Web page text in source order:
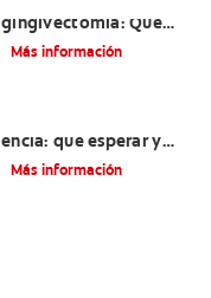
gingivectomía: Qué
debe saber
Más información
encía: qué esperar y
cómo aliviar el dolor
Más información